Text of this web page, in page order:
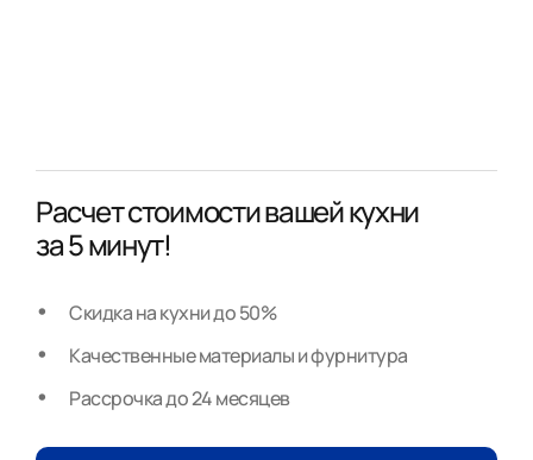
Расчет стоимости вашей кухни
за 5 минут!
Скидка на кухни до 50%
Качественные материалы и фурнитура
Рассрочка до 24 месяцев